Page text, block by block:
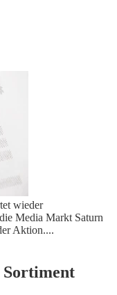
wieder
Media Markt Saturn
Aktion....
Sortiment